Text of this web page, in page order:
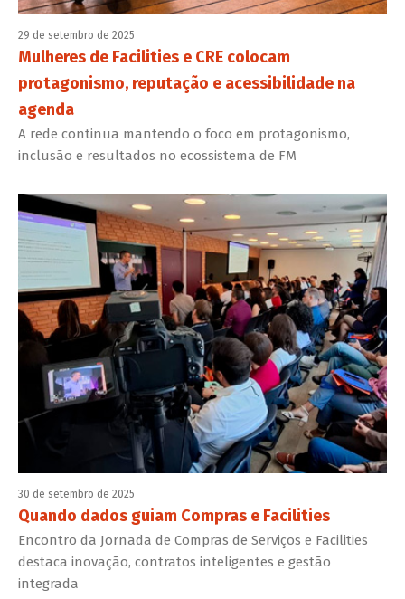
29 de setembro de 2025
Mulheres de Facilities e CRE colocam
protagonismo, reputação e acessibilidade na
agenda
A rede continua mantendo o foco em protagonismo,
inclusão e resultados no ecossistema de FM
30 de setembro de 2025
Quando dados guiam Compras e Facilities
Encontro da Jornada de Compras de Serviços e Facilities
destaca inovação, contratos inteligentes e gestão
integrada